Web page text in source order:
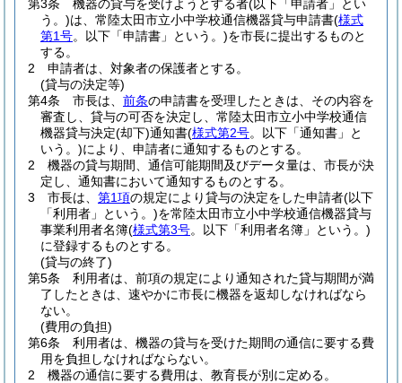
第3条
機器の貸与を受けようとする者(以下「申請者」とい
う。)は、常陸太田市立小中学校通信機器貸与申請書(様式
第1号。以下「申請書」という。)を市長に提出するものと
する。
2
申請者は、対象者の保護者とする。
(貸与の決定等)
第4条
市長は、 前条の申請書を受理したときは、その内容を
審査し、貸与の可否を決定し、常陸太田市立小中学校通信
機器貸与決定(却下)通知書(様式第2号。以下「通知書」と
いう。)により、申請者に通知するものとする。
2
機器の貸与期間、通信可能期間及びデータ量は、市長が決
定し、通知書において通知するものとする。
3
市長は、 第1項の規定により貸与の決定をした申請者(以下
「利用者」という。)を常陸太田市立小中学校通信機器貸与
事業利用者名簿(様式第3号。以下「利用者名簿」という。)
に登録するものとする。
(貸与の終了)
第5条
利用者は、前項の規定により通知された貸与期間が満
了したときは、速やかに市長に機器を返却しなければなら
ない。
(費用の負担)
第6条
利用者は、機器の貸与を受けた期間の通信に要する費
用を負担しなければならない。
2
機器の通信に要する費用は、教育長が別に定める。